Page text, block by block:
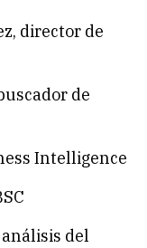
director de
de
Intelligence
del